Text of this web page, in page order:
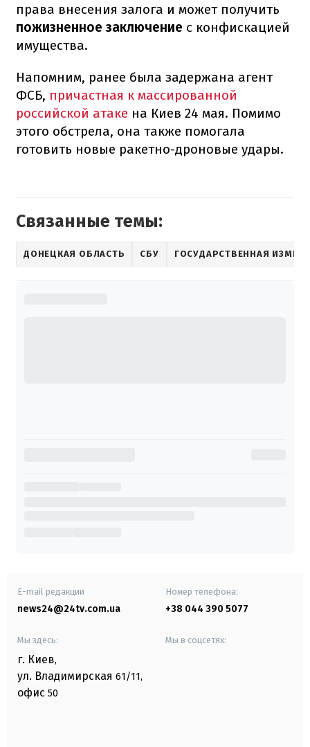
права внесения залога и может получить
пожизненное заключение с конфискацией
имущества.
Напомним, ранее была задержана агент
ФСБ, причастная к массированной
российской атаке на Киев 24 мая. Помимо
этого обстрела, она также помогала
готовить новые ракетно-дроновые удары.
Связанные темы:
ДОНЕЦКАЯ ОБЛАСТЬ СБУ ГОСУДАРСТВЕННАЯ ИЗМЕНА
E-mail редакции
news24@24tv.com.ua
Номер телефона:
+38 044 390 5077
Мы здесь:
г. Киев,
ул. Владимирская 61/11,
офис 50
Мы в соцсетях: